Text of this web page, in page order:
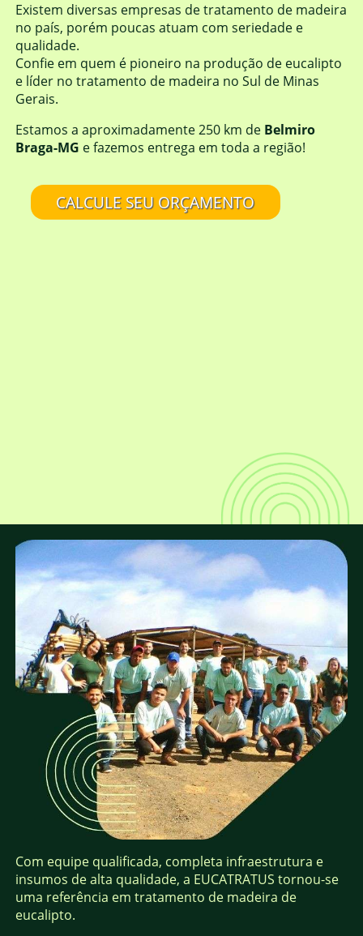
Existem diversas empresas de tratamento de madeira
no país, porém poucas atuam com seriedade e
qualidade.
Confie em quem é pioneiro na produção de eucalipto
e líder no tratamento de madeira no Sul de Minas
Gerais.
Estamos a aproximadamente 250 km de Belmiro
Braga-MG e fazemos entrega em toda a região!
CALCULE SEU ORÇAMENTO
Com equipe qualificada, completa infraestrutura e
insumos de alta qualidade, a EUCATRATUS tornou-se
uma referência em tratamento de madeira de
eucalipto.